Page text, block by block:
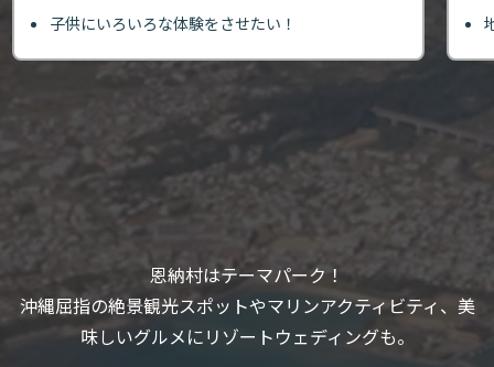
恩納村はテーマパーク！
沖縄屈指の絶景観光スポットやマリンアクティビティ、美
味しいグルメにリゾートウェディングも。
子供にいろいろな体験をさせたい！